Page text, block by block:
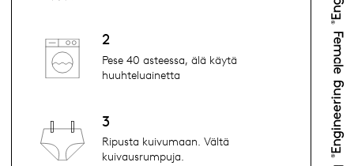
2
Pese 40 asteessa, älä käytä
huuhteluainetta
3
Ripusta kuivumaan. Vältä
kuivausrumpuja.